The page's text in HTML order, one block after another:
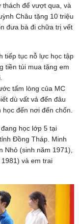
thách để vượt qua, và
Châu tặng 10 triệu
đưa bà đi chữa trị vết
tiếp tục nỗ lực học tập
tiền túi mua tặng em
tấm lòng của MC
dù vất vả đến đâu
đến nơi đến chốn.
học lớp 5 tại
Đồng Tháp. Minh
Nhỏ (sinh năm 1971),
và em trai